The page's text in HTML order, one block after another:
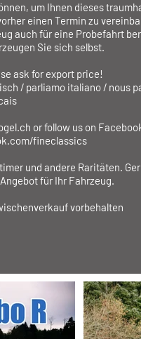
um Ihnen dieses
einen Termin zu
auch für eine Probefahrt
Sie sich selbst.
ask for export price!
/ parliamo italiano / nous
or follow us on
fineclassics
und andere Raritäten.
für Ihr Fahrzeug.
vorbehalten